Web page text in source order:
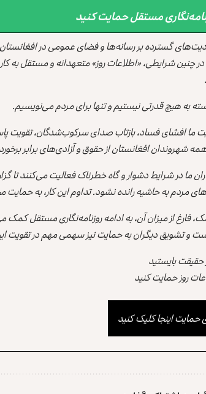
مستقل حمایت کنید
گسترده بر رسانه‌ها و فضای عمومی در
چنین شرایطی، «اطلاعات روز» متعهدانه و مستقل به
به هیچ قدرتی نیستیم و تنها برای مردم می‌نویسیم.
ما افشای فساد، بازتاب صدای سرکوب‌شدگان، تقویت
شهروندان افغانستان از حقوق و آزادی‌های برابر
ما در شرایط دشوار و گاه خطرناک فعالیت می‌کنند
مردم به حاشیه رانده نشود. تداوم این کار، به
فارغ از میزان آن، به ادامه روزنامه‌نگاری مستقل
و تشویق دیگران به حمایت نیز سهمی مهم در تقویت
حقیقت بایستید
روز حمایت کنید
حمایت اینجا کلیک کنید